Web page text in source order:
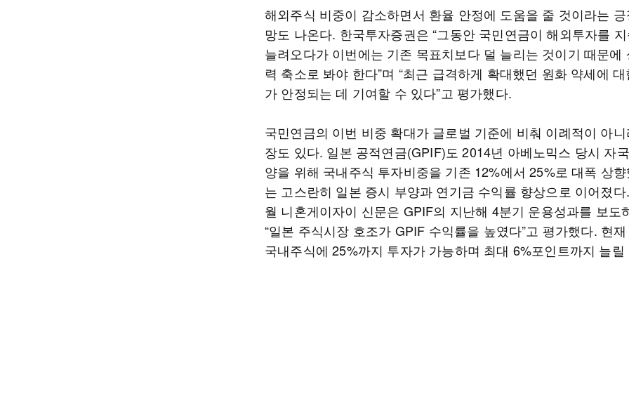
해외주식 비중이 감소하면서 환율 안정에 도움을 줄 것이라는 긍
망도 나온다. 한국투자증권은 “그동안 국민연금이 해외투자를
늘려오다가 이번에는 기존 목표치보다 덜 늘리는 것이기 때문에
력 축소로 봐야 한다”며 “최근 급격하게 확대했던 원화 약세에
가 안정되는 데 기여할 수 있다”고 평가했다.
국민연금의 이번 비중 확대가 글로벌 기준에 비춰 이례적이 아
장도 있다. 일본 공적연금(GPIF)도 2014년 아베노믹스 당시 자
양을 위해 국내주식 투자비중을 기존 12%에서 25%로 대폭 상
는 고스란히 일본 증시 부양과 연기금 수익률 향상으로 이어졌
월 니혼게이자이 신문은 GPIF의 지난해 4분기 운용성과를 보도
“일본 주식시장 호조가 GPIF 수익률을 높였다”고 평가했다. 현
국내주식에 25%까지 투자가 가능하며 최대 6%포인트까지 늘릴